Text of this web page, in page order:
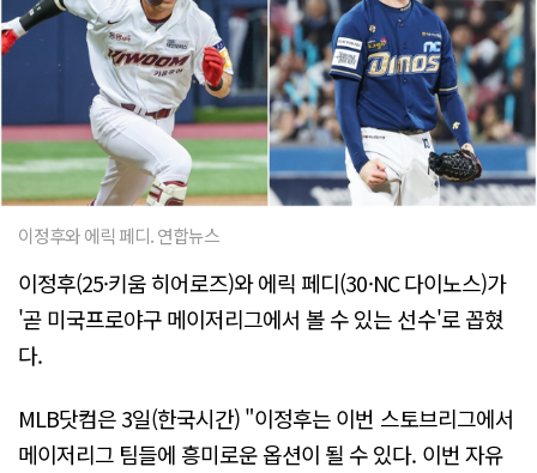
이정후와 에릭 페디. 연합뉴스
이정후(25·키움 히어로즈)와 에릭 페디(30·NC 다이노스)가
'곧 미국프로야구 메이저리그에서 볼 수 있는 선수'로 꼽혔
다.
MLB닷컴은 3일(한국시간) "이정후는 이번 스토브리그에서
메이저리그 팀들에 흥미로운 옵션이 될 수 있다. 이번 자유